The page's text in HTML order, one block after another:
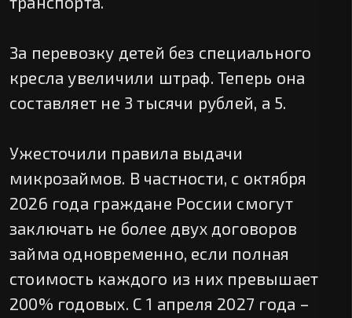
За перевозку детей без специального
кресла увеличили штраф. Теперь она
составляет не 3 тысячи рублей, а 5.
Ужесточили правила выдачи
микрозаймов. В частности, с октября
2026 года граждане России смогут
заключать не более двух договоров
займа одновременно, если полная
стоимость каждого из них превышает
200% годовых. С 1 апреля 2027 года –